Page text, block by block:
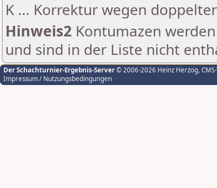
K ... Korrektur wegen
Hinweis2 Kontumazen
und sind in der Liste nicht
Der Schachturnier-Ergebnis-Server© 2006-2026 Heinz Herzog,
Impressum / Nutzungsbedingungen